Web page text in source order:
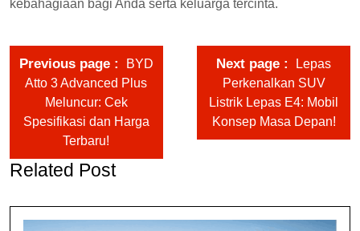
kebahagiaan bagi Anda serta keluarga tercinta.
Previous page
BYD
Atto 3 Advanced Plus
Meluncur: Cek
Spesifikasi dan Harga
Terbaru!
Next page
Lepas
Perkenalkan SUV
Listrik Lepas E4: Mobil
Konsep Masa Depan!
Related Post